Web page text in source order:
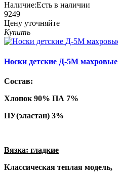
Наличие:Есть в наличии
9249
Цену уточняйте
Купить
Носки детские Д-5М махровые
Состав:
Хлопок 90% ПА 7%
ПУ(эластан) 3%
Вязка: гладкие
Классическая теплая модель,